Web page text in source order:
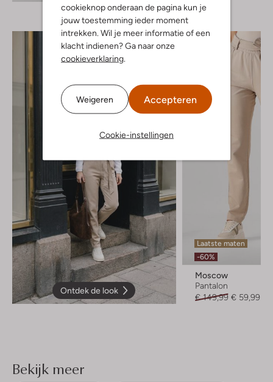
cookieknop onderaan de pagina kun je
jouw toestemming ieder moment
intrekken. Wil je meer informatie of een
klacht indienen? Ga naar onze
cookieverklaring.
Weigeren Accepteren
Cookie-instellingen
Ontdek de look
Laatste maten
-60%
Moscow
Pantalon
€ 149,99 € 59,99
Bekijk meer